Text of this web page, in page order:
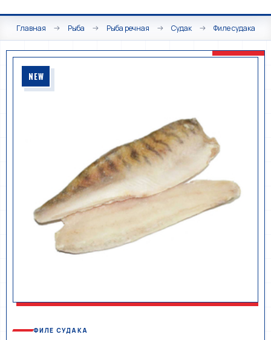
Главная Рыба Рыба речная Судак Филе судака
NEW
ФИЛЕ СУДАКА